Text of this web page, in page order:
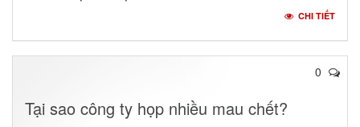
CHI TIẾT
0
Tại sao công ty họp nhiều mau chết?